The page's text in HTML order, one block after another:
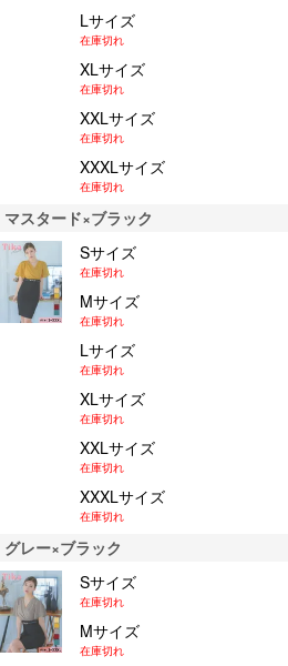
Lサイズ
在庫切れ
XLサイズ
在庫切れ
XXLサイズ
在庫切れ
XXXLサイズ
在庫切れ
マスタード×ブラック
Sサイズ
在庫切れ
Mサイズ
在庫切れ
Lサイズ
在庫切れ
XLサイズ
在庫切れ
XXLサイズ
在庫切れ
XXXLサイズ
在庫切れ
グレー×ブラック
Sサイズ
在庫切れ
Mサイズ
在庫切れ